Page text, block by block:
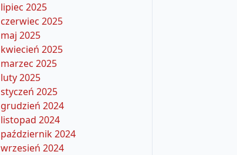
lipiec 2025
czerwiec 2025
maj 2025
kwiecień 2025
marzec 2025
luty 2025
styczeń 2025
grudzień 2024
listopad 2024
październik 2024
wrzesień 2024